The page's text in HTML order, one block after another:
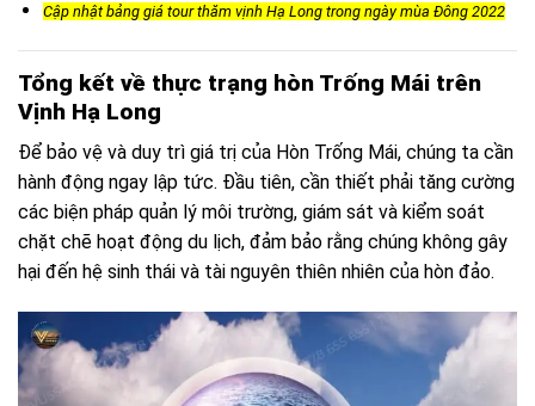
Cập nhật bảng giá tour thăm vịnh Hạ Long trong ngày mùa Đông 2022
Tổng kết về thực trạng hòn Trống Mái trên
Vịnh Hạ Long
Để bảo vệ và duy trì giá trị của Hòn Trống Mái, chúng ta cần
hành động ngay lập tức. Đầu tiên, cần thiết phải tăng cường
các biện pháp quản lý môi trường, giám sát và kiểm soát
chặt chẽ hoạt động du lịch, đảm bảo rằng chúng không gây
hại đến hệ sinh thái và tài nguyên thiên nhiên của hòn đảo.